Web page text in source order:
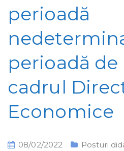
perioadă
perioadă de
cadrul
Economice
08/02/2022
Posturi